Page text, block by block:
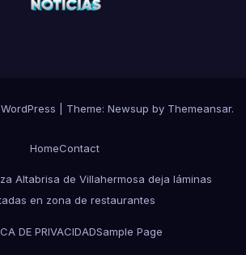
Theme: Newsup by Themeansar.
HomeContact
Altabrisa de Villahermosa deja láminas
en zona de restaurantes
DE PRIVACIDADSample Page